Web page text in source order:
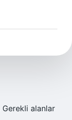
Gerekli alanlar